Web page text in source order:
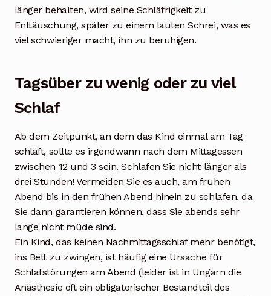
länger behalten, wird seine Schläfrigkeit zu
Enttäuschung, später zu einem lauten Schrei, was es
viel schwieriger macht, ihn zu beruhigen.
Tagsüber zu wenig oder zu viel
Schlaf
Ab dem Zeitpunkt, an dem das Kind einmal am Tag
schläft, sollte es irgendwann nach dem Mittagessen
zwischen 12 und 3 sein. Schlafen Sie nicht länger als
drei Stunden! Vermeiden Sie es auch, am frühen
Abend bis in den frühen Abend hinein zu schlafen, da
Sie dann garantieren können, dass Sie abends sehr
lange nicht müde sind.
Ein Kind, das keinen Nachmittagsschlaf mehr benötigt,
ins Bett zu zwingen, ist häufig eine Ursache für
Schlafstörungen am Abend (leider ist in Ungarn die
Anästhesie oft ein obligatorischer Bestandteil des